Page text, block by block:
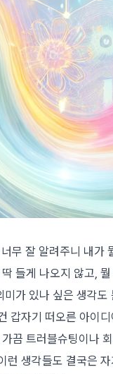
무 잘 알려주니 내가
들게 나오지 않고,
가 있나 싶은 생각
갑자기 떠오른 아이
끔 트러블슈팅이나
생각들도 결국은